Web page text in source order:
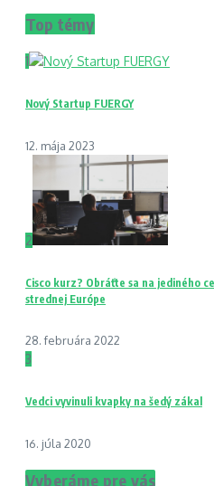
Top témy
1
Nový Startup FUERGY
12. mája 2023
2
Cisco kurz? Obráťte sa na jediného
strednej Európe
28. februára 2022
3
Vedci vyvinuli kvapky na šedý zákal
16. júla 2020
Vyberáme pre vás